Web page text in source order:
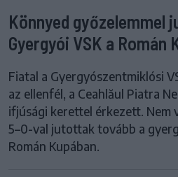
Könnyed győzelemmel
Gyergyói VSK a Román
Fiatal a Gyergyószentmiklósi
az ellenfél, a Ceahlăul Piatra
ifjúsági kerettel érkezett. Nem
5–0-val jutottak tovább a
Román Kupában.